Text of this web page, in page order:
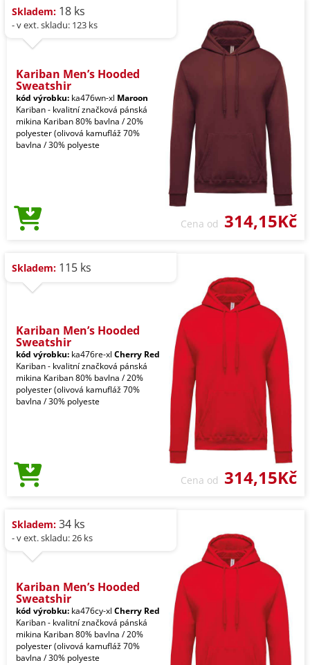
Skladem: 18 ks
- v ext. skladu: 123 ks
Kariban Men’s Hooded
Sweatshir
kód výrobku: ka476wn-xl Maroon
Kariban - kvalitní značková pánská
mikina Kariban 80% bavlna / 20%
polyester (olivová kamufláž 70%
bavlna / 30% polyeste
Cena od 314,15Kč
Skladem: 115 ks
Kariban Men’s Hooded
Sweatshir
kód výrobku: ka476re-xl Cherry Red
Kariban - kvalitní značková pánská
mikina Kariban 80% bavlna / 20%
polyester (olivová kamufláž 70%
bavlna / 30% polyeste
Cena od 314,15Kč
Skladem: 34 ks
- v ext. skladu: 26 ks
Kariban Men’s Hooded
Sweatshir
kód výrobku: ka476cy-xl Cherry Red
Kariban - kvalitní značková pánská
mikina Kariban 80% bavlna / 20%
polyester (olivová kamufláž 70%
bavlna / 30% polyeste